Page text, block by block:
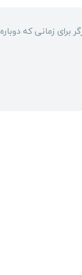
برای زمانی که